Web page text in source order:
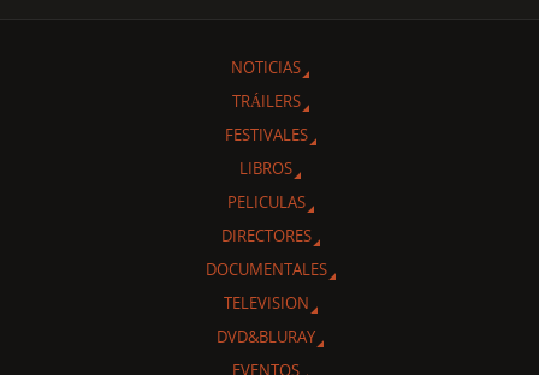
NOTICIAS
TRÁILERS
FESTIVALES
LIBROS
PELICULAS
DIRECTORES
DOCUMENTALES
TELEVISION
DVD&BLURAY
EVENTOS